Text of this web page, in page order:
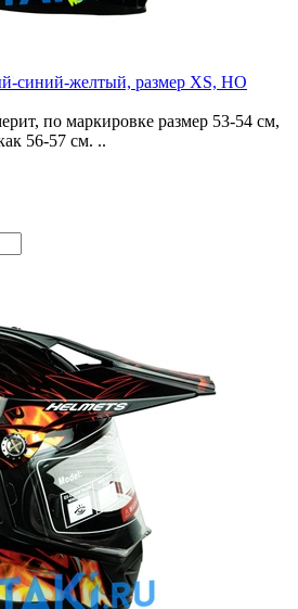
синий-желтый, размер XS, НО
по маркировке размер 53-54 см,
56-57 см. ..